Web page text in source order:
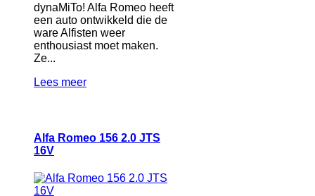
dynaMiTo! Alfa Romeo heeft
een auto ontwikkeld die de
ware Alfisten weer
enthousiast moet maken.
Ze...
Lees meer
Alfa Romeo 156 2.0 JTS
16V